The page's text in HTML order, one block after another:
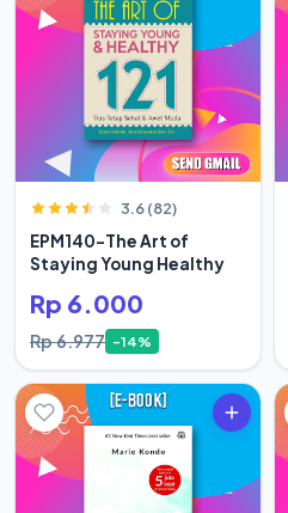
3.6 (82)
EPM140-The Art of
Staying Young Healthy
Rp 6.000
Rp 6.977 -14%